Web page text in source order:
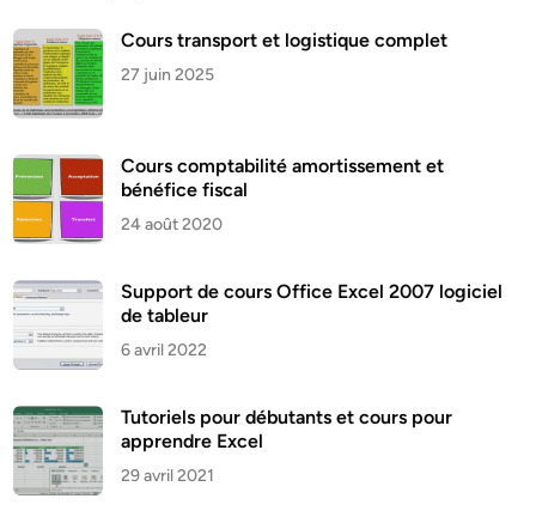
Cours transport et logistique complet
27 juin 2025
Cours comptabilité amortissement et
bénéfice fiscal
24 août 2020
Support de cours Office Excel 2007 logiciel
de tableur
6 avril 2022
Tutoriels pour débutants et cours pour
apprendre Excel
29 avril 2021